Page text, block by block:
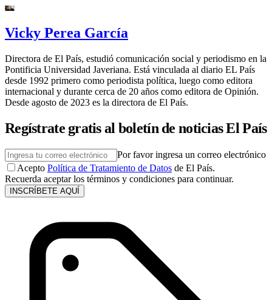
Vicky Perea García
Directora de El País, estudió comunicación social y periodismo en la
Pontificia Universidad Javeriana. Está vinculada al diario EL País
desde 1992 primero como periodista política, luego como editora
internacional y durante cerca de 20 años como editora de Opinión.
Desde agosto de 2023 es la directora de El País.
Regístrate gratis al boletín de noticias El País
Por favor ingresa un correo electrónico
Acepto Política de Tratamiento de Datos de El País.
Recuerda aceptar los términos y condiciones para continuar.
INSCRÍBETE AQUÍ